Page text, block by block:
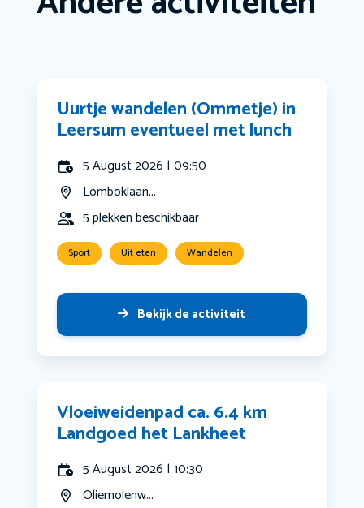
Uurtje wandelen (Ommetje) in
Leersum eventueel met lunch
5 August 2026 | 09:50
Lomboklaan...
5 plekken beschikbaar
Sport Uit eten Wandelen
Bekijk de activiteit
Vloeiweidenpad ca. 6.4 km
Landgoed het Lankheet
5 August 2026 | 10:30
Oliemolenw...